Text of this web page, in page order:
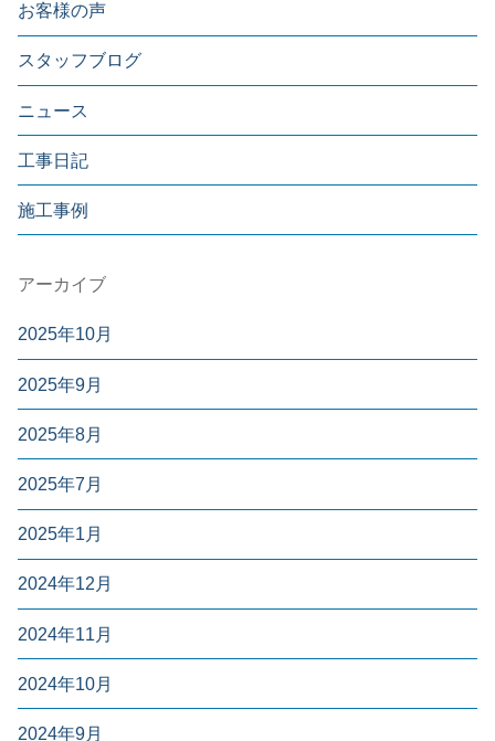
お客様の声
スタッフブログ
ニュース
工事日記
施工事例
アーカイブ
2025年10月
2025年9月
2025年8月
2025年7月
2025年1月
2024年12月
2024年11月
2024年10月
2024年9月